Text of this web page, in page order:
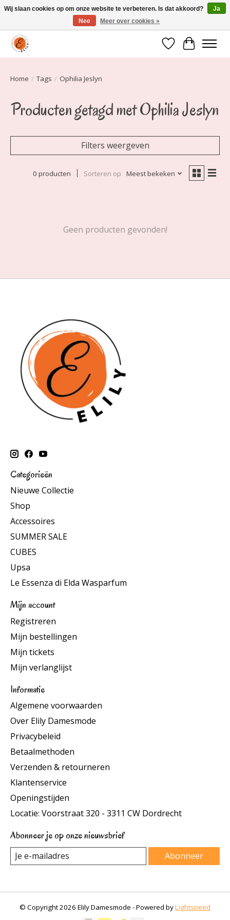
Elily is er om jou te laten stralen! Mode vanaf maat 34 t/m 54
Verlanglijst
Home / Tags / Ophilia Jeslyn
Producten getagd met Ophilia Jeslyn
Filters weergeven
0 producten Sorteren op Meest bekeken
Geen producten gevonden!
Categorieën
Nieuwe Collectie
Shop
Accessoires
SUMMER SALE
CUBES
Upsa
Le Essenza di Elda Wasparfum
Mijn account
Registreren
Mijn bestellingen
Mijn tickets
Mijn verlanglijst
Informatie
Algemene voorwaarden
Over Elily Damesmode
Privacybeleid
Betaalmethoden
Verzenden & retourneren
Klantenservice
Openingstijden
Locatie: Voorstraat 320 - 3311 CW Dordrecht
Abonneer je op onze nieuwsbrief
Abonneer
© Copyright 2026 Elily Damesmode - Powered byLightspeed
Wij slaan cookies op om onze website te verbeteren. Is dat akkoord?
Ja
Nee
Meer over cookies »